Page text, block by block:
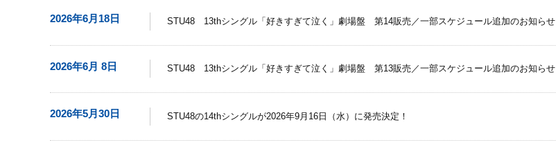
2026年6月18日 STU48 13thシングル「好きすぎて泣く」劇場盤 第14販売／一部スケジュール追加のお知らせ
2026年6月 8日 STU48 13thシングル「好きすぎて泣く」劇場盤 第13販売／一部スケジュール追加のお知らせ
2026年5月30日 STU48の14thシングルが2026年9月16日（水）に発売決定！